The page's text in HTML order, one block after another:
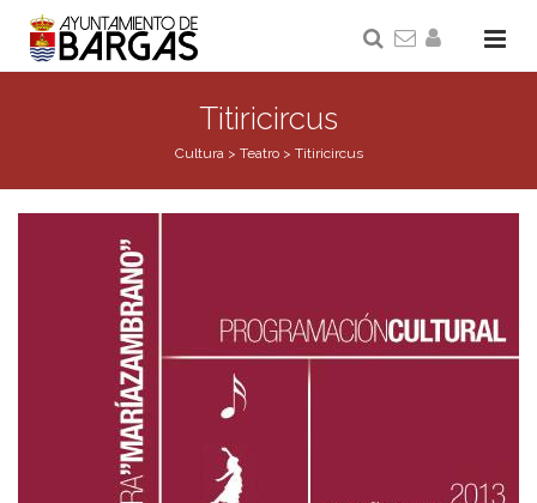
Titiricircus
Cultura> Teatro> Titiricircus